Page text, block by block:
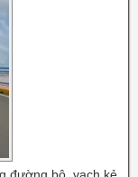
đường bộ, vạch kẻ